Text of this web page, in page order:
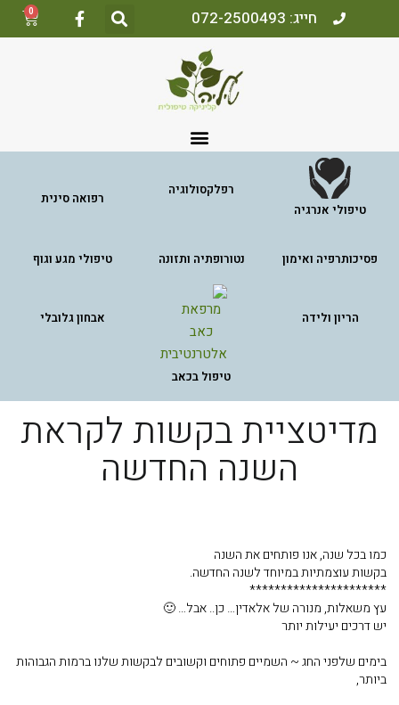
חייג: 072-2500493 0
טיפולי אנרגיה
רפלקסולוגיה
רפואה סינית
פסיכותרפיה ואימון נטורופתיה ותזונה טיפולי מגע וגוף
הריון ולידה
טיפול בכאב
אבחון גלובלי
מדיטציית בקשות לקראת
השנה החדשה
כמו בכל שנה, אנו פותחים את השנה
בקשות עוצמתיות במיוחד לשנה החדשה.
**********************
עץ משאלות, מנורה של אלאדין… כן.. אבל… 🙂
יש דרכים יעילות יותר
בימים שלפני החג ~ השמיים פתוחים וקשובים לבקשות שלנו ברמות הגבוהות
ביותר,